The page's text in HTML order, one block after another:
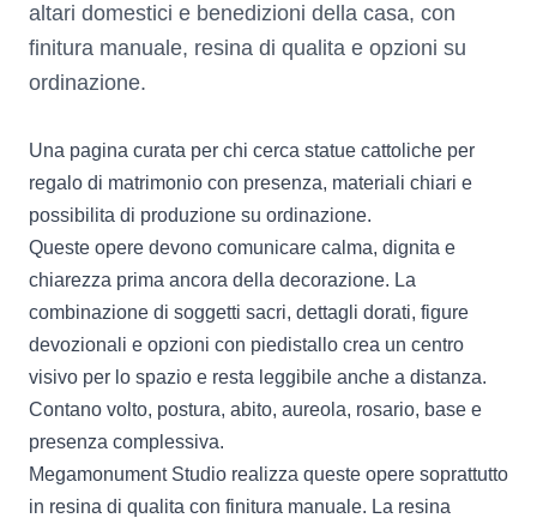
altari domestici e benedizioni della casa, con
finitura manuale, resina di qualita e opzioni su
ordinazione.
Una pagina curata per chi cerca statue cattoliche per
regalo di matrimonio con presenza, materiali chiari e
possibilita di produzione su ordinazione.
Queste opere devono comunicare calma, dignita e
chiarezza prima ancora della decorazione. La
combinazione di soggetti sacri, dettagli dorati, figure
devozionali e opzioni con piedistallo crea un centro
visivo per lo spazio e resta leggibile anche a distanza.
Contano volto, postura, abito, aureola, rosario, base e
presenza complessiva.
Megamonument Studio realizza queste opere soprattutto
in resina di qualita con finitura manuale. La resina